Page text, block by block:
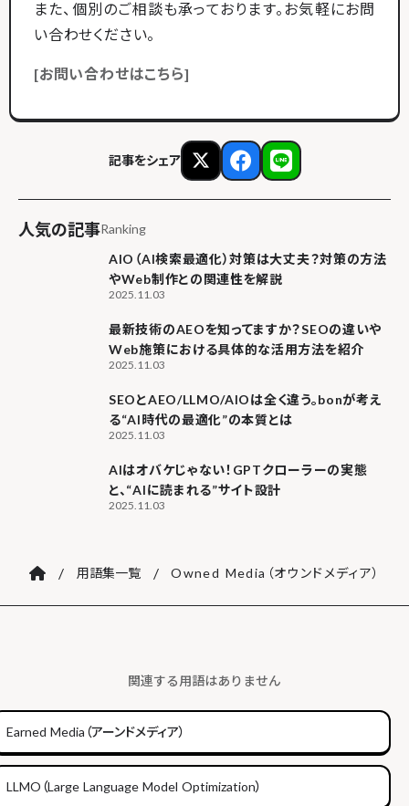
また、個別のご相談も承っております。お気軽にお問
い合わせください。
[お問い合わせはこちら]
記事をシェア
人気の記事Ranking
AIO（AI検索最適化）対策は大丈夫？対策の方法
やWeb制作との関連性を解説
2025.11.03
最新技術のAEOを知ってますか？SEOの違いや
Web施策における具体的な活用方法を紹介
2025.11.03
SEOとAEO/LLMO/AIOは全く違う。bonが考え
る“AI時代の最適化”の本質とは
2025.11.03
AIはオバケじゃない！GPTクローラーの実態
と、“AIに読まれる”サイト設計
2025.11.03
/ 用語集一覧 / Owned Media（オウンドメディア）
関連する用語はありません
Earned Media（アーンドメディア）
LLMO（Large Language Model Optimization）